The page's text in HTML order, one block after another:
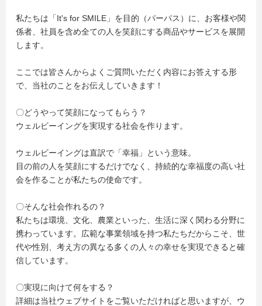
私たちは「It's for SMILE」を目的（パーパス）に、お客様や関
係者、社員を含め全ての人を笑顔にする商品やサービスを展開
します。
ここでは皆さんからよくご質問いただく内容にお答えする形
で、当社のことをお伝えしていきます！
〇どうやって笑顔になってもらう？
ウェルビーイングを実現する社会を作ります。
ウェルビーイングは直訳で「幸福」という意味。
目の前の人を笑顔にするだけでなく、持続的な幸福度の高い社
会を作ることが私たちの使命です。
〇そんな社会作れるの？
私たちは環境、文化、農業といった、生活に深く関わる分野に
携わっています。広範な事業領域を持つ私たちだからこそ、世
代や性別、考え方の異なる多くの人々の幸せを実現できると確
信しています。
〇実現に向けて何をする？
詳細は当社ウェブサイトをご覧いただければと思いますが、ウ